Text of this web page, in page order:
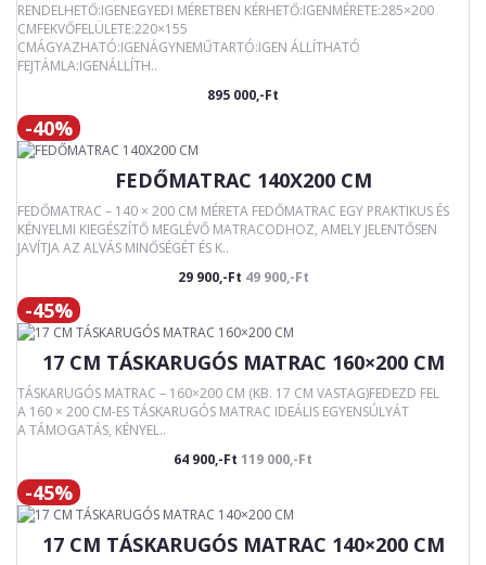
RENDELHETŐ:IGENEGYEDI MÉRETBEN KÉRHETŐ:IGENMÉRETE:285×200
CMFEKVŐFELÜLETE:220×155
CMÁGYAZHATÓ:IGENÁGYNEMŰTARTÓ:IGEN ÁLLÍTHATÓ
FEJTÁMLA:IGENÁLLÍTH..
895 000,-Ft
-40%
FEDŐMATRAC 140X200 CM
FEDŐMATRAC – 140 × 200 CM MÉRETA FEDŐMATRAC EGY PRAKTIKUS ÉS
KÉNYELMI KIEGÉSZÍTŐ MEGLÉVŐ MATRACODHOZ, AMELY JELENTŐSEN
JAVÍTJA AZ ALVÁS MINŐSÉGÉT ÉS K..
29 900,-Ft 49 900,-Ft
-45%
17 CM TÁSKARUGÓS MATRAC 160×200 CM
TÁSKARUGÓS MATRAC – 160×200 CM (KB. 17 CM VASTAG)FEDEZD FEL
A 160 × 200 CM-ES TÁSKARUGÓS MATRAC IDEÁLIS EGYENSÚLYÁT
A TÁMOGATÁS, KÉNYEL..
64 900,-Ft 119 000,-Ft
-45%
17 CM TÁSKARUGÓS MATRAC 140×200 CM